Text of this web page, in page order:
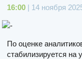
16:00 | 14 ноября
По оценке
стабилизируется на